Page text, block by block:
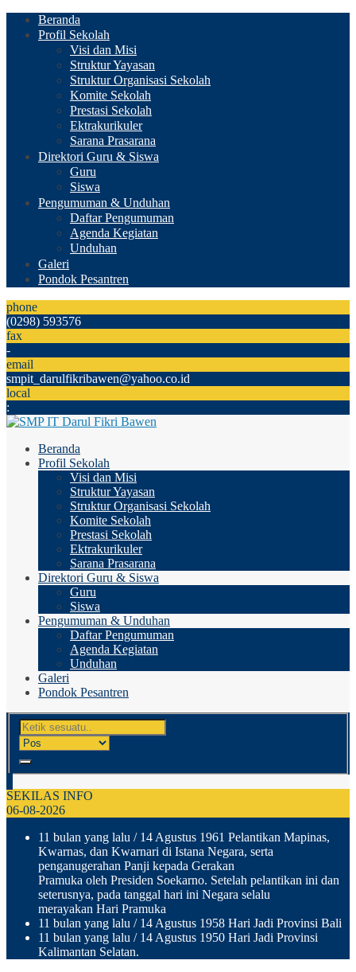
Beranda
Profil Sekolah
Visi dan Misi
Struktur Yayasan
Struktur Organisasi Sekolah
Komite Sekolah
Prestasi Sekolah
Ektrakurikuler
Sarana Prasarana
Direktori Guru & Siswa
Guru
Siswa
Pengumuman & Unduhan
Daftar Pengumuman
Agenda Kegiatan
Unduhan
Galeri
Pondok Pesantren
phone
(0298) 593576
fax
-
email
smpit_darulfikribawen@yahoo.co.id
local
:
Beranda
Profil Sekolah
Visi dan Misi
Struktur Yayasan
Struktur Organisasi Sekolah
Komite Sekolah
Prestasi Sekolah
Ektrakurikuler
Sarana Prasarana
Direktori Guru & Siswa
Guru
Siswa
Pengumuman & Unduhan
Daftar Pengumuman
Agenda Kegiatan
Unduhan
Galeri
Pondok Pesantren
SEKILAS INFO
06-08-2026
11 bulan yang lalu / 14 Agustus 1961 Pelantikan Mapinas,
Kwarnas, dan Kwarnari di Istana Negara, serta
penganugerahan Panji kepada Gerakan
Pramuka oleh Presiden Soekarno. Setelah pelantikan ini dan
seterusnya, pada tanggal hari ini Negara selalu
merayakan Hari Pramuka
11 bulan yang lalu / 14 Agustus 1958 Hari Jadi Provinsi Bali
11 bulan yang lalu / 14 Agustus 1950 Hari Jadi Provinsi
Kalimantan Selatan.